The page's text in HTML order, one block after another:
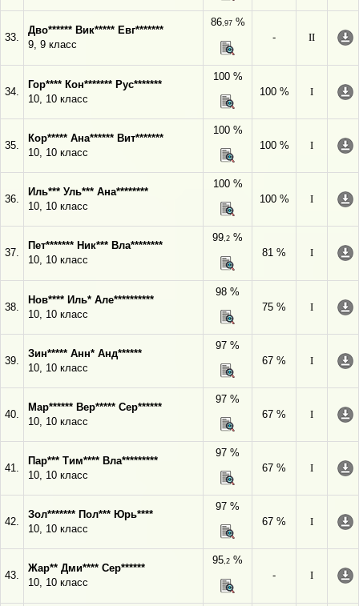
33.
Дво****** Вик***** Евг*******
9, 9 класс
86,97%
-
II
34.
Гор**** Кон******* Рус*******
10, 10 класс
100 %
100 %
I
35.
Кор***** Ана****** Вит*******
10, 10 класс
100 %
100 %
I
36.
Иль*** Уль*** Ана********
10, 10 класс
100 %
100 %
I
37.
Пет******* Ник*** Вла********
10, 10 класс
99,2 %
81 %
I
38.
Нов**** Иль* Але**********
10, 10 класс
98 %
75 %
I
39.
Зин***** Анн* Анд******
10, 10 класс
97 %
67 %
I
40.
Мар****** Вер***** Сер******
10, 10 класс
97 %
67 %
I
41.
Пар*** Тим**** Вла*********
10, 10 класс
97 %
67 %
I
42.
Зол******* Пол*** Юрь****
10, 10 класс
97 %
67 %
I
43.
Жар** Дми**** Сер******
10, 10 класс
95,2 %
-
I